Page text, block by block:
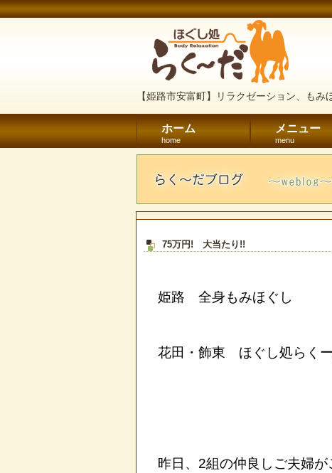
【姫路市安富町】リラクゼーション、もみ
ホーム
home
メニュー
menu
75万円! 大当たり!!
姫路 全身もみほぐし
花田・飾東 ほぐし処らく
昨日、2組の仲良しご夫婦が